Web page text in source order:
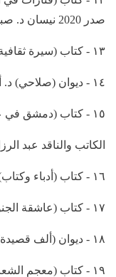
صدر 2020 نيسان د. صباح محسن كاظم
١٣ - كتاب (سيرة ثقافية ) د. صباح محسن كاظم .
١٤ - ديوان (صلاحي) د. أحمد الشربيني .
١٥ - كتاب (دمشق في عيون الشعراء العرب)
الكاتب والناقد عبد
١٦ - كتاب (أدباء وكتاب) د. باسل مولود التكريتي.
١٧ - كتاب (عاشقة الجنوب وجبل عامل) د. الفقيه ميشال كعدي.
١٨ - ديوان (ألف قصيدة) الشاعر حسين البابلي
١٩ - كتاب (معجم